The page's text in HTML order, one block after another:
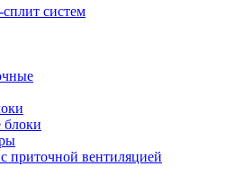
систем
блоки
приточной вентиляцией